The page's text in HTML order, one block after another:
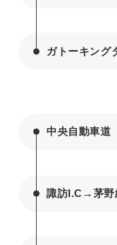
ガトーキング
中央自動車道
諏訪I.C→茅野